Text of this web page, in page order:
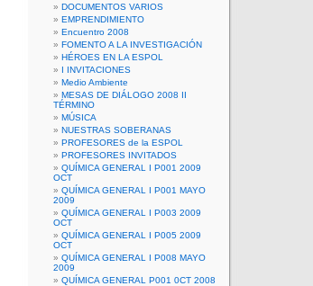
DOCUMENTOS VARIOS
EMPRENDIMIENTO
Encuentro 2008
FOMENTO A LA INVESTIGACIÓN
HÉROES EN LA ESPOL
I INVITACIONES
Medio Ambiente
MESAS DE DIÁLOGO 2008 II
TÉRMINO
MÚSICA
NUESTRAS SOBERANAS
PROFESORES de la ESPOL
PROFESORES INVITADOS
QUÍMICA GENERAL I P001 2009
OCT
QUÍMICA GENERAL I P001 MAYO
2009
QUÍMICA GENERAL I P003 2009
OCT
QUÍMICA GENERAL I P005 2009
OCT
QUÍMICA GENERAL I P008 MAYO
2009
QUÍMICA GENERAL P001 0CT 2008